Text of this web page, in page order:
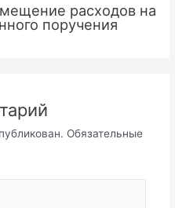
расходов на
поручения
Обязательные